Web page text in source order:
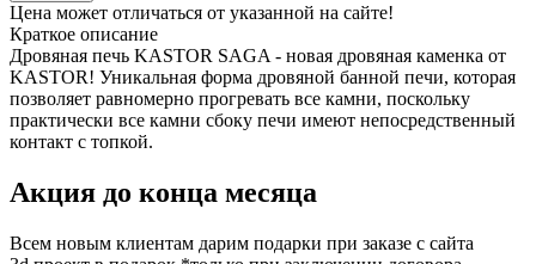
Цена может отличаться от указанной на сайте!
Краткое описание
Дровяная печь KASTOR SAGA - новая дровяная каменка от
KASTOR! Уникальная форма дровяной банной печи, которая
позволяет равномерно прогревать все камни, поскольку
практически все камни сбоку печи имеют непосредственный
контакт с топкой.
Акция до конца месяца
Всем новым клиентам дарим подарки при заказе с сайта